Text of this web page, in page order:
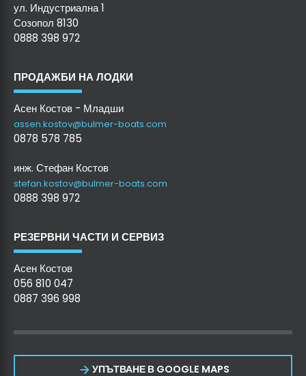
ул. Индустриална 1
Созопол 8130
0888 398 972
ПРОДАЖБИ НА ЛОДКИ
Асен Костов - Младши
assen.kostov@bulmer-boats.com
0878 578 785
инж. Стефан Костов
stefan.kostov@bulmer-boats.com
0888 398 972
РЕЗЕРВНИ ЧАСТИ И СЕРВИЗ
Асен Костов
056 810 047
0887 396 998
УПЪТВАНЕ В GOOGLE MAPS